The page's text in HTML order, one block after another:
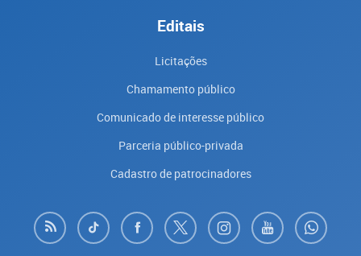
Editais
Licitações
Chamamento público
Comunicado de interesse público
Parceria público-privada
Cadastro de patrocinadores